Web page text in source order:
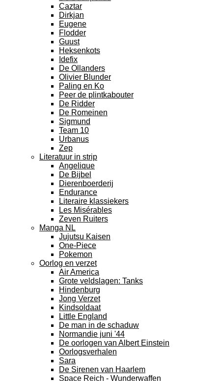
Caztar
Dirkjan
Eugene
Flodder
Guust
Heksenkots
Idefix
De Ollanders
Olivier Blunder
Paling en Ko
Peer de plintkabouter
De Ridder
De Romeinen
Sigmund
Team 10
Urbanus
Zep
Literatuur in strip
Angelique
De Bijbel
Dierenboerderij
Endurance
Literaire klassiekers
Les Misérables
Zeven Ruiters
Manga NL
Jujutsu Kaisen
One-Piece
Pokemon
Oorlog en verzet
Air America
Grote veldslagen: Tanks
Hindenburg
Jong Verzet
Kindsoldaat
Little England
De man in de schaduw
Normandie juni '44
De oorlogen van Albert Einstein
Oorlogsverhalen
Sara
De Sirenen van Haarlem
Space Reich - Wunderwaffen